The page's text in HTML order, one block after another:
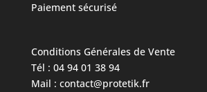
Paiement sécurisé
Conditions Générales de Vente
Tél : 04 94 01 38 94
Mail : contact@protetik.fr